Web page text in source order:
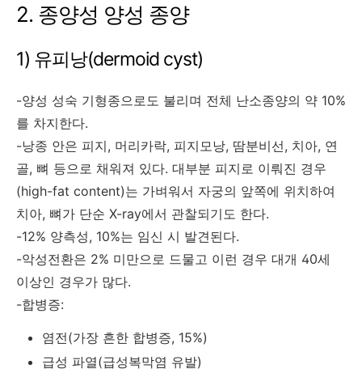
2. 종양성 양성 종양
1) 유피낭(dermoid cyst)
-양성 성숙 기형종으로도 불리며 전체 난소종양의 약 10%
를 차지한다.
-낭종 안은 피지, 머리카락, 피지모낭, 땀분비선, 치아, 연
골, 뼈 등으로 채워져 있다. 대부분 피지로 이뤄진 경우
(high-fat content)는 가벼워서 자궁의 앞쪽에 위치하여
치아, 뼈가 단순 X-ray에서 관찰되기도 한다.
-12% 양측성, 10%는 임신 시 발견된다.
-악성전환은 2% 미만으로 드물고 이런 경우 대개 40세
이상인 경우가 많다.
-합병증:
염전(가장 흔한 합병증, 15%)
급성 파열(급성복막염 유발)